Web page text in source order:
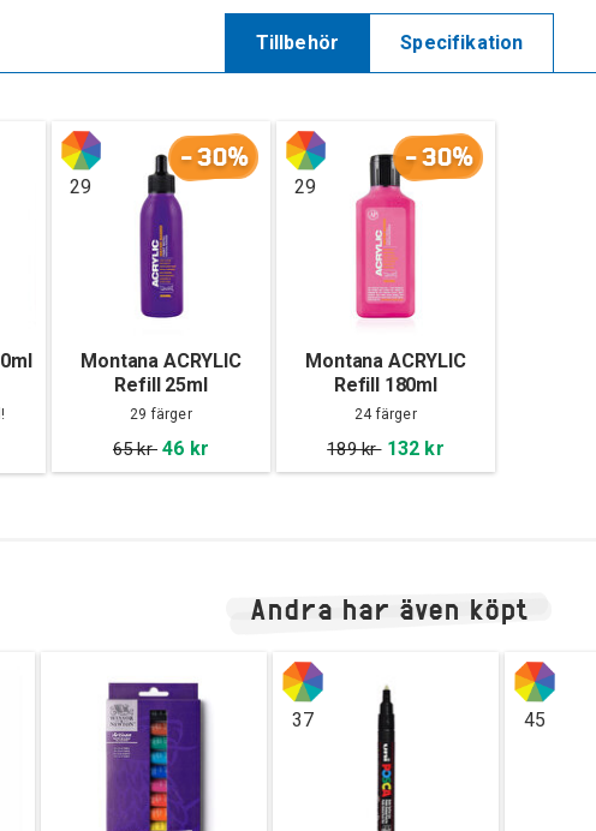
Tillbehör Specifikation
-30%
29
Montana ACRYLIC
Refill 25ml
29 färger
65 kr 46 kr
-30%
29
Montana ACRYLIC
Refill 180ml
24 färger
189 kr 132 kr
Andra har även köpt
37 45